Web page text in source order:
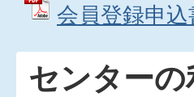
会員登録申
センターの